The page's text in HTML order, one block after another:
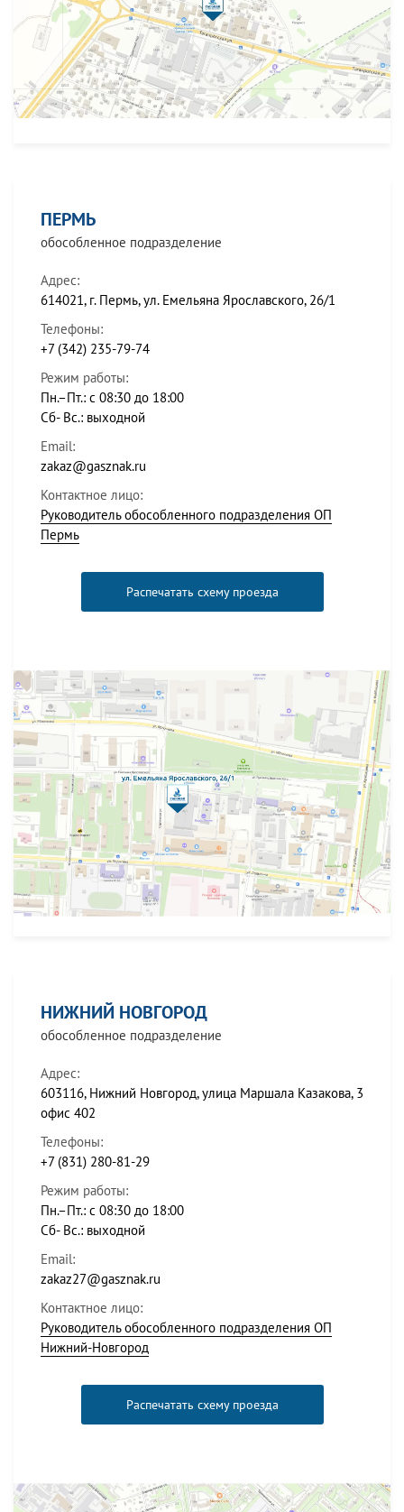
ПЕРМЬ
обособленное подразделение
Адрес:
614021, г. Пермь, ул. Емельяна Ярославского, 26/1
Телефоны:
+7 (342) 235-79-74
Режим работы:
Пн.–Пт.: с 08:30 до 18:00
Сб- Вс.: выходной
Email:
zakaz@gasznak.ru
Контактное лицо:
Руководитель обособленного подразделения ОП
Пермь
Распечатать схему проезда
НИЖНИЙ НОВГОРОД
обособленное подразделение
Адрес:
603116, Нижний Новгород, улица Маршала Казакова, 3
офис 402
Телефоны:
+7 (831) 280-81-29
Режим работы:
Пн.–Пт.: с 08:30 до 18:00
Сб- Вс.: выходной
Email:
zakaz27@gasznak.ru
Контактное лицо:
Руководитель обособленного подразделения ОП
Нижний-Новгород
Распечатать схему проезда